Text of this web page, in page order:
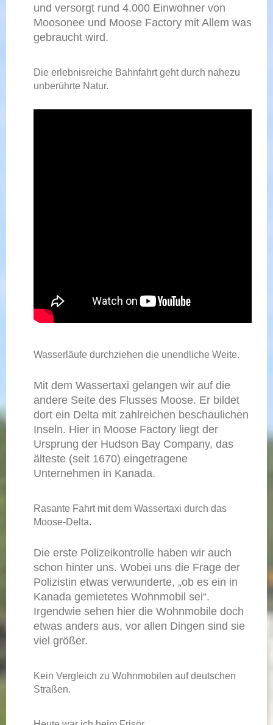
und versorgt rund 4.000 Einwohner von
Moosonee und Moose Factory mit Allem was
gebraucht wird.
Die erlebnisreiche Bahnfahrt geht durch nahezu
unberührte Natur.
Wasserläufe durchziehen die unendliche Weite.
Mit dem Wassertaxi gelangen wir auf die
andere Seite des Flusses Moose. Er bildet
dort ein Delta mit zahlreichen beschaulichen
Inseln. Hier in Moose Factory liegt der
Ursprung der Hudson Bay Company, das
älteste (seit 1670) eingetragene
Unternehmen in Kanada.
Rasante Fahrt mit dem Wassertaxi durch das
Moose-Delta.
Die erste Polizeikontrolle haben wir auch
schon hinter uns. Wobei uns die Frage der
Polizistin etwas verwunderte, „ob es ein in
Kanada gemietetes Wohnmobil sei“.
Irgendwie sehen hier die Wohnmobile doch
etwas anders aus, vor allen Dingen sind sie
viel größer.
Kein Vergleich zu Wohnmobilen auf deutschen
Straßen.